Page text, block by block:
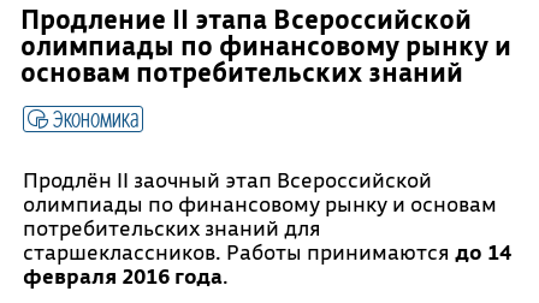
Продление II этапа Всероссийской
олимпиады по финансовому рынку и
основам потребительских знаний
Экономика
Продлён II заочный этап Всероссийской
олимпиады по финансовому рынку и основам
потребительских знаний для
старшеклассников. Работы принимаются до 14
февраля 2016 года.